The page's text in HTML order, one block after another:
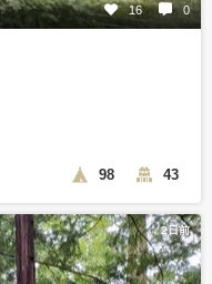
16 0
98 43
2日前